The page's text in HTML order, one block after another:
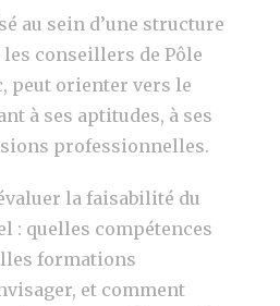
au sein d’une structure
conseillers de Pôle
peut orienter vers le
à ses aptitudes, à ses
professionnelles.
la faisabilité du
: quelles compétences
formations
et comment